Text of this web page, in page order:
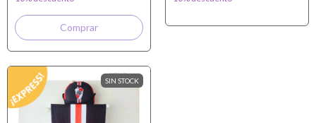
SIN STOCK